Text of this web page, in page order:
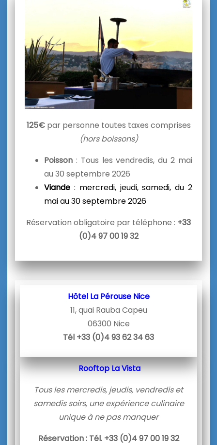
125€par personne toutes taxes comprises
(hors boissons)
Poisson : Tous les vendredis, du 2 mai
au 30 septembre 2026
Viande : mercredi, jeudi, samedi, du 2
mai au 30 septembre 2026
Réservation obligatoire par téléphone : +33
(0)4 97 00 19 32
Hôtel La Pérouse Nice
11, quai Rauba Capeu
06300 Nice
Tél +33 (0)4 93 62 34 63
Rooftop La Vista
Tous les mercredis, jeudis, vendredis et
samedis soirs, une expérience culinaire
unique à ne pas manquer
Réservation : Tél. +33 (0)4 97 00 19 32